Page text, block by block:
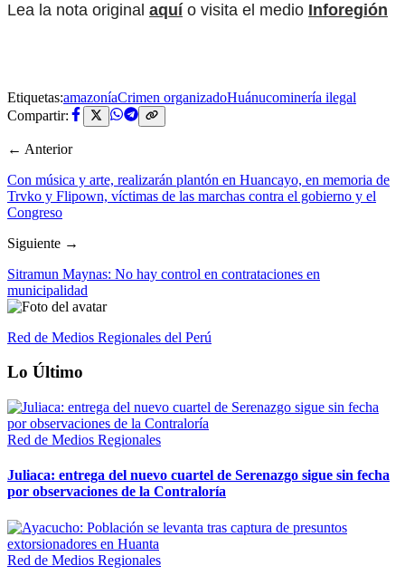
Lea la nota original aquí o visita el medio Inforegión
Etiquetas:amazoníaCrimen organizadoHuánucominería ilegal
Compartir:
← Anterior
Con música y arte, realizarán plantón en Huancayo, en memoria de
Trvko y Flipown, víctimas de las marchas contra el gobierno y el
Congreso
Siguiente →
Sitramun Maynas: No hay control en contrataciones en
municipalidad
Red de Medios Regionales del Perú
Lo Último
Red de Medios Regionales
Juliaca: entrega del nuevo cuartel de Serenazgo sigue sin fecha
por observaciones de la Contraloría
Red de Medios Regionales